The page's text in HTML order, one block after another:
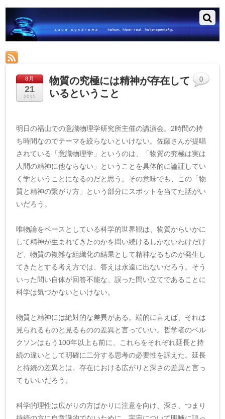
8月
21
2015
物質の究極には精神が存在して
いるということ
明日の福山での意識物理学研究所主催の講演会。2時間の持
ち時間なのでテーマを絞らないといけない。佐藤さんが提唱
されている「意識物理学」というのは、「物質の究極は実は
人間の精神に他ならない」ということを具体的に論証してい
く学ということになるのだと思う。その意味でも、この「物
質と精神の繋がり方」という部分にスポットを当てた話がい
いだろう。
唯物論をベースとしている科学的世界観は、物質からいかに
して精神が生まれてきたのかを問い続けるしかないわけだけ
ど、物質の複雑な組織化の結果として精神なるものが発生し
てきたとする考え方では、答えは永遠に出ないだろう。そう
いった問い自体が回答不能な、誤った問い立てであることに
科学は気づかないといけない。
物質と精神には絶対的な差異がある。端的に言えば、それは
見られるものと見るものの差異と言っていい。哲学者のベル
クソンはもう100年以上も前に、これらをそれぞれ延長と持
続の違いとして明確に二分する思考の必要性を訴えた。延長
と持続の差異とは、存在における広がりと深さの差異と言っ
てもいいだろう。
科学的理性は広がりの方ばかりに注意を向け、深さ、つまり
0